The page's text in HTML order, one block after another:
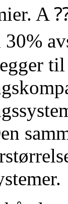
A
30%